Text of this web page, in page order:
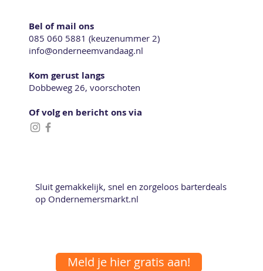
Bel of mail ons
085 060 5881 (keuzenummer 2)
info@onderneemvandaag.nl
Kom gerust langs
Dobbeweg 26, voorschoten
Of volg en bericht ons via
Sluit gemakkelijk, snel en zorgeloos barterdeals
op Ondernemersmarkt.nl
Meld je hier gratis aan!